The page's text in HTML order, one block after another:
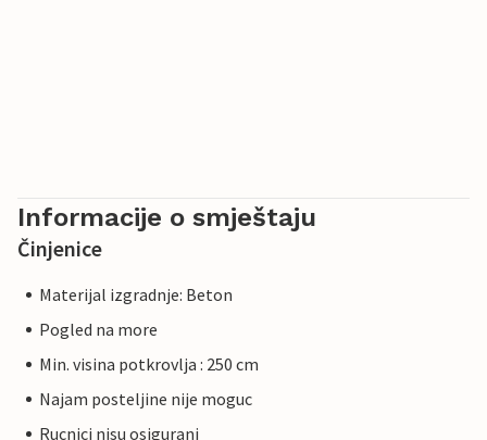
Informacije o smještaju
Činjenice
Materijal izgradnje: Beton
Pogled na more
Min. visina potkrovlja : 250 cm
Najam posteljine nije moguc
Rucnici nisu osigurani